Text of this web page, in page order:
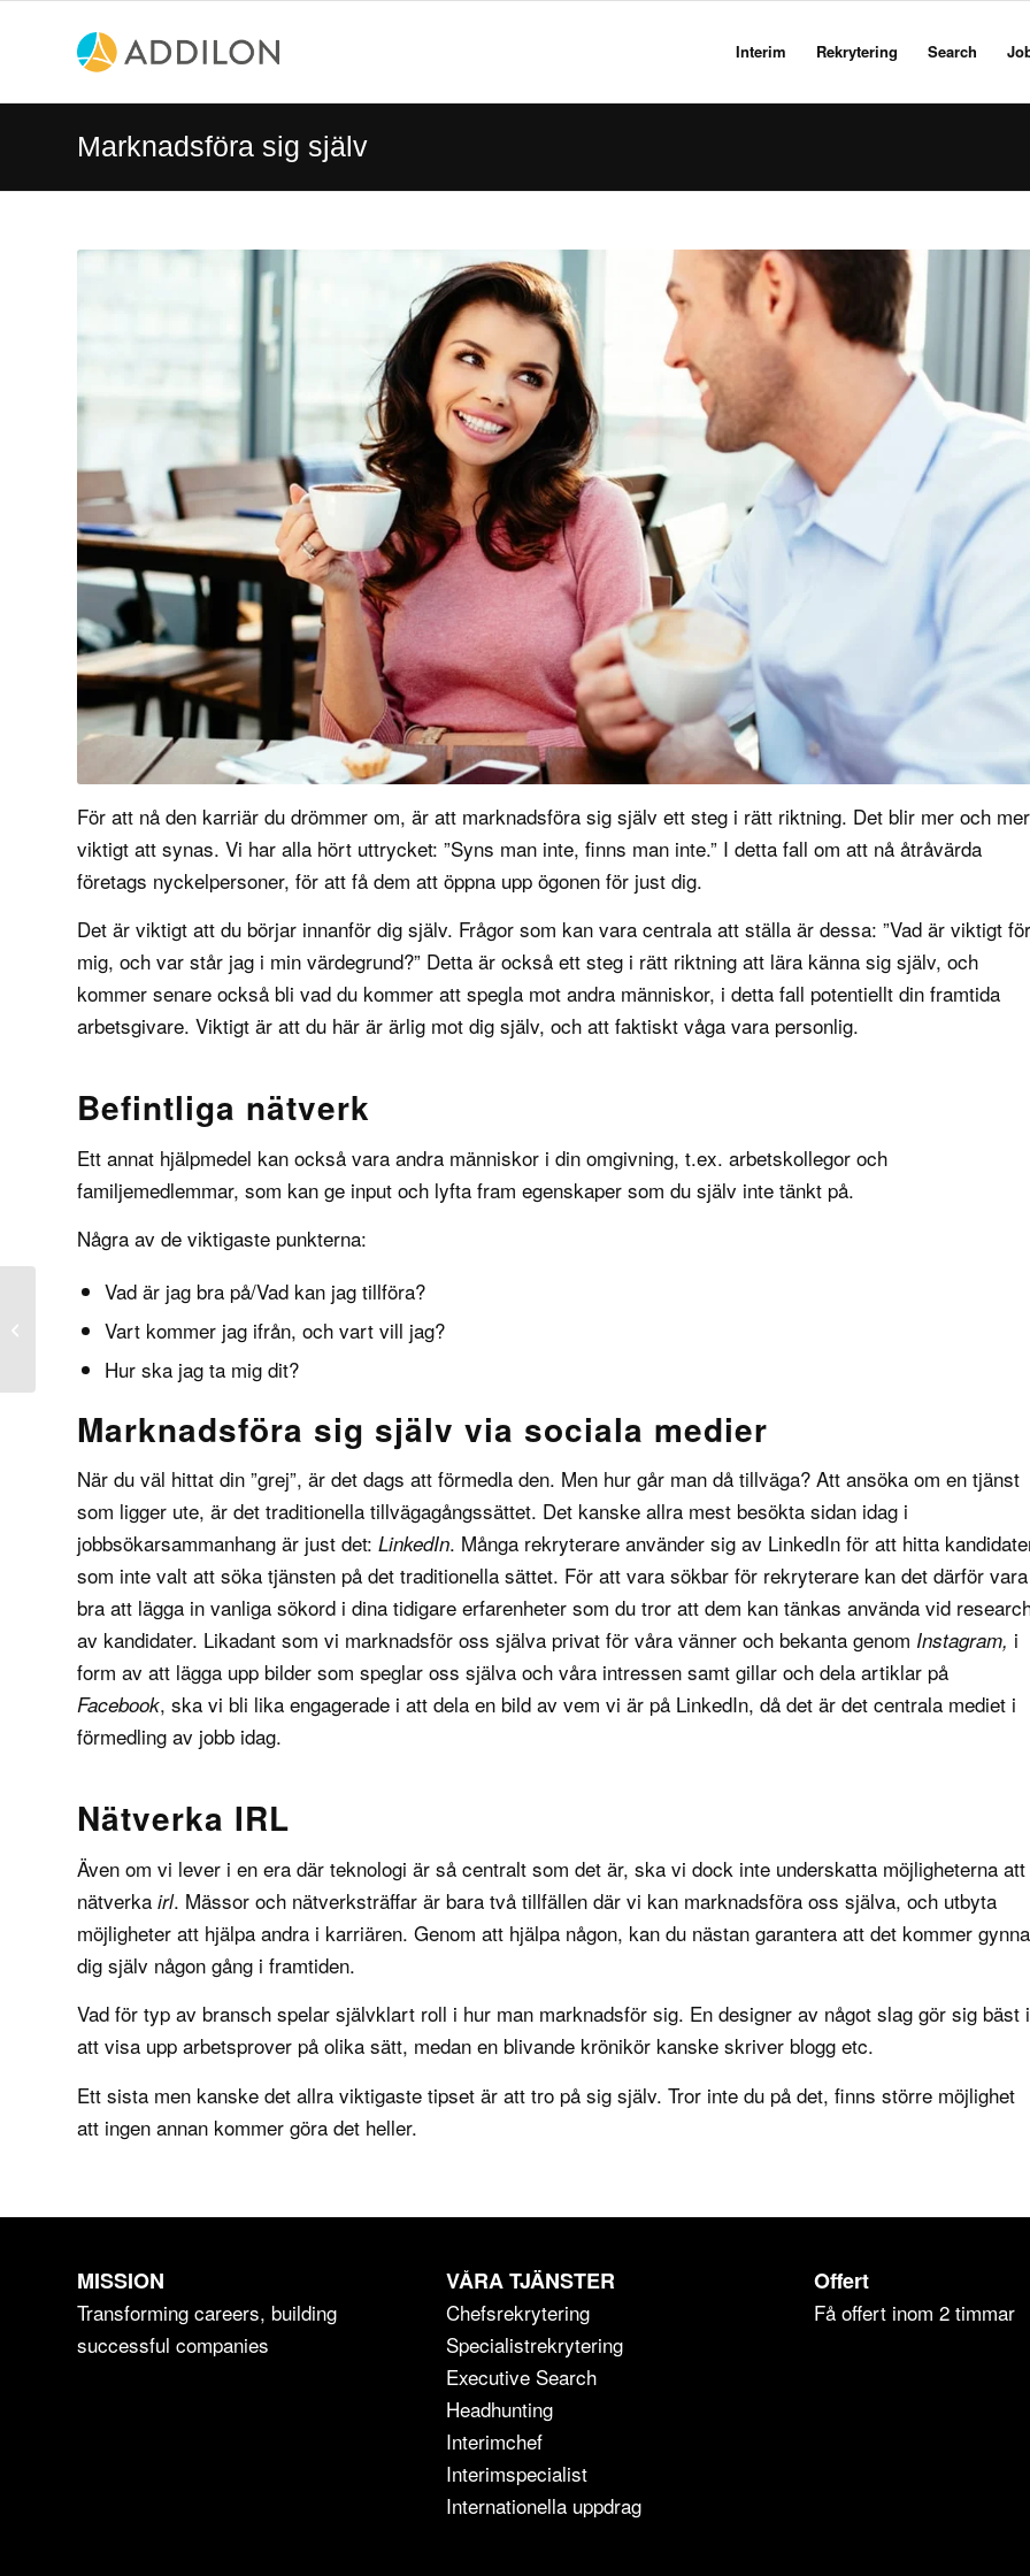
Interim Rekrytering Search
Marknadsföra sig själv
För att nå den karriär du drömmer om, är att marknadsföra sig själv ett steg i rätt riktning. Det blir mer och mer
viktigt att synas. Vi har alla hört uttrycket: ”Syns man inte, finns man inte.” I detta fall om att nå åtråvärda
företags nyckelpersoner, för att få dem att öppna upp ögonen för just dig.
Det är viktigt att du börjar innanför dig själv. Frågor som kan vara centrala att ställa är dessa: ”Vad är viktigt för
mig, och var står jag i min värdegrund?” Detta är också ett steg i rätt riktning att lära känna sig själv, och
kommer senare också bli vad du kommer att spegla mot andra människor, i detta fall potentiellt din framtida
arbetsgivare. Viktigt är att du här är ärlig mot dig själv, och att faktiskt våga vara personlig.
Befintliga nätverk
Ett annat hjälpmedel kan också vara andra människor i din omgivning, t.ex. arbetskollegor och
familjemedlemmar, som kan ge input och lyfta fram egenskaper som du själv inte tänkt på.
Några av de viktigaste punkterna:
Vad är jag bra på/Vad kan jag tillföra?
Vart kommer jag ifrån, och vart vill jag?
Hur ska jag ta mig dit?
Marknadsföra sig själv via sociala medier
När du väl hittat din ”grej”, är det dags att förmedla den. Men hur går man då tillväga? Att ansöka om en tjänst
som ligger ute, är det traditionella tillvägagångssättet. Det kanske allra mest besökta sidan idag i
jobbsökarsammanhang är just det: LinkedIn. Många rekryterare använder sig av LinkedIn för att hitta
som inte valt att söka tjänsten på det traditionella sättet. För att vara sökbar för rekryterare kan det därför vara
bra att lägga in vanliga sökord i dina tidigare erfarenheter som du tror att dem kan tänkas använda vid
av kandidater. Likadant som vi marknadsför oss själva privat för våra vänner och bekanta genom Instagram, i
form av att lägga upp bilder som speglar oss själva och våra intressen samt gillar och dela artiklar på
Facebook, ska vi bli lika engagerade i att dela en bild av vem vi är på LinkedIn, då det är det centrala mediet i
förmedling av jobb idag.
Nätverka IRL
Även om vi lever i en era där teknologi är så centralt som det är, ska vi dock inte underskatta möjligheterna att
nätverka irl. Mässor och nätverksträffar är bara två tillfällen där vi kan marknadsföra oss själva, och utbyta
möjligheter att hjälpa andra i karriären. Genom att hjälpa någon, kan du nästan garantera att det kommer gynna
dig själv någon gång i framtiden.
Vad för typ av bransch spelar självklart roll i hur man marknadsför sig. En designer av något slag gör sig bäst i
att visa upp arbetsprover på olika sätt, medan en blivande krönikör kanske skriver blogg etc.
Ett sista men kanske det allra viktigaste tipset är att tro på sig själv. Tror inte du på det, finns större möjlighet
att ingen annan kommer göra det heller.
MISSION
Transforming careers, building
successful companies
VÅRA TJÄNSTER
Chefsrekrytering
Specialistrekrytering
Executive Search
Headhunting
Interimchef
Interimspecialist
Internationella uppdrag
Offert
Få offert inom 2 timmar
inför jobbintervjun